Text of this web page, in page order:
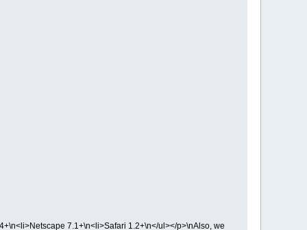
7.1+\n<li>Safari 1.2+\n</ul></p>\nAlso, we